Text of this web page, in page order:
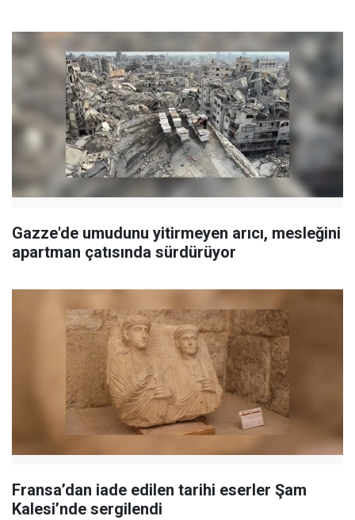
Gazze'de umudunu yitirmeyen arıcı, mesleğini
apartman çatısında sürdürüyor
Fransa’dan iade edilen tarihi eserler Şam
Kalesi’nde sergilendi